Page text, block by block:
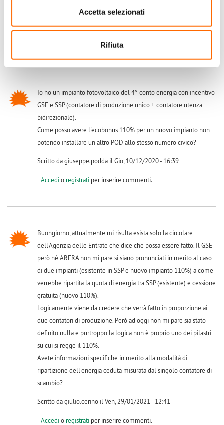
Accetta selezionati
Rifiuta
Io ho un impianto fotovoltaico del 4° conto energia con incentivo
GSE e SSP (contatore di produzione unico + contatore utenza
bidirezionale).
Come posso avere l'ecobonus 110% per un nuovo impianto non
potendo installare un altro POD allo stesso numero civico?
Scritto da giuseppe.podda il Gio, 10/12/2020 - 16:39
Accedio registratiper inserire commenti.
Buongiorno, attualmente mi risulta esista solo la circolare
dell'Agenzia delle Entrate che dice che possa essere fatto. Il GSE
però nè ARERA non mi pare si siano pronunciati in merito al caso
di due impianti (esistente in SSP e nuovo impianto 110%) a come
verrebbe ripartita la quota di energia tra SSP (esistente) e cessione
gratuita (nuovo 110%).
Logicamente viene da credere che verrà fatto in proporzione ai
due contatori di produzione. Però ad oggi non mi pare sia stato
definito nulla e purtroppo la logica non è proprio uno dei pilastri
su cui si regge il 110%.
Avete informazioni specifiche in merito alla modalità di
ripartizione dell'energia ceduta misurata dal singolo contatore di
scambio?
Scritto da giulio.cerino il Ven, 29/01/2021 - 12:41
Accedio registratiper inserire commenti.